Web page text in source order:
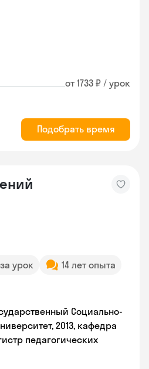
от 1733 ₽ / урок
Подобрать время
урок
14 лет опыта
Социально-
2013, кафедра
педагогических